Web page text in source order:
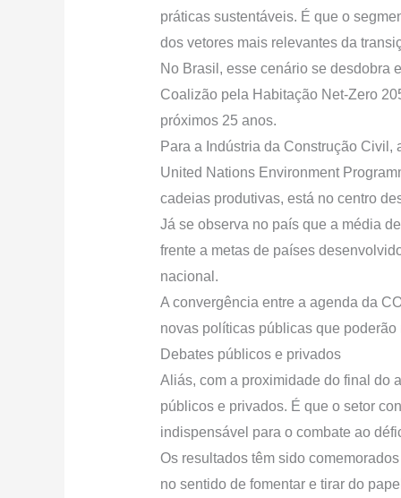
práticas sustentáveis. É que o
dos vetores mais relevantes da
No Brasil, esse cenário se desdobra
Coalizão pela Habitação Net-Zero
próximos 25 anos.
Para a Indústria da Construção
United Nations Environment
cadeias produtivas, está no centro
Já se observa no país que a média
frente a metas de países
nacional.
A convergência entre a agenda da
novas políticas públicas que
Debates públicos e privados
Aliás, com a proximidade do final do
públicos e privados. É que o setor
indispensável para o combate ao
Os resultados têm sido
no sentido de fomentar e tirar do